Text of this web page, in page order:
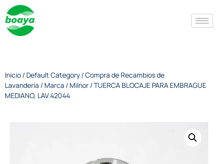
Inicio / Default Category /Compra de Recambios de
Lavandería / Marca / Milnor / TUERCA BLOCAJE PARA EMBRAGUE
MEDIANO, LAV.42044